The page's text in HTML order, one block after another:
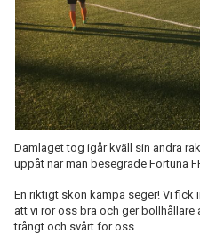
DOKUMENT
Damlaget tog igår kväll sin andra
uppåt när man besegrade Fortuna
En riktigt skön kämpa seger! Vi
att vi rör oss bra och ger bollhållare
trångt och svårt för oss.